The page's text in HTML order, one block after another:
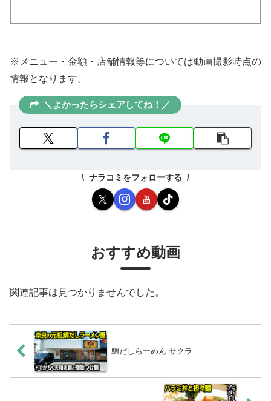
※メニュー・金額・店舗情報等については動画撮影時点の
情報となります。
＼よかったらシェアしてね！／
ナラコミをフォローする
おすすめ動画
関連記事は見つかりませんでした。
鯛だしらーめん サクラ